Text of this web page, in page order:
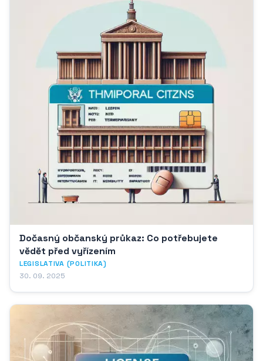
Dočasný občanský průkaz: Co potřebujete
vědět před vyřízením
LEGISLATIVA (POLITIKA)
30. 09. 2025